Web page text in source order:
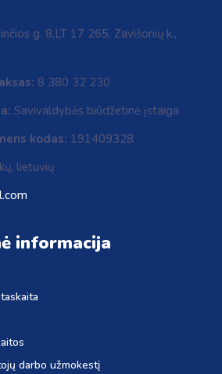
g. 8,LT 17 265, Zavišonių k.,
8 380 32 230
Savivaldybės biūdžetinė įstaiga
kodas: 191409328
lietuvių
informacija
darbo užmokestį